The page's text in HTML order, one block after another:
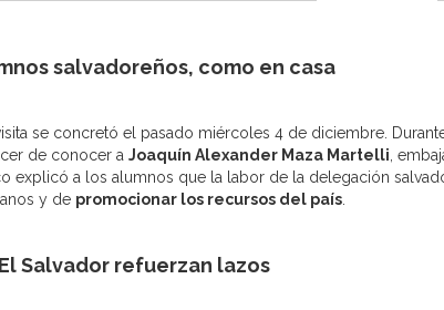
salvadoreños, como en casa
se concretó el pasado miércoles 4 de diciembre.
de conocer a Joaquín Alexander Maza Martelli,
explicó a los alumnos que la labor de la delegación
y de promocionar los recursos del país.
El Salvador refuerzan lazos